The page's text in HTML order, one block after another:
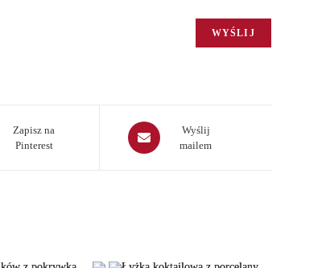
Zapisz na
Pinterest
Opens
in
Wyślij
mailem